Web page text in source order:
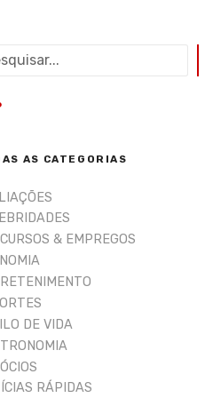
AS CATEGORIAS
& EMPREGOS
DE VIDA
RÁPIDAS